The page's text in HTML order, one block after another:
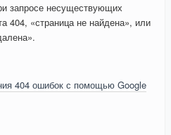
запросе несуществующих
404, «страница не найдена», или
404 ошибок с помощью Google